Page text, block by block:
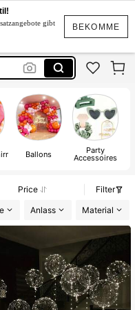
BEKOMME
gibt
Ballons Party
Accessoires
Price
Filter
Anlass Material